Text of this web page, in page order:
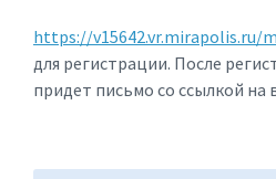
https://v15642.vr.mirapolis.ru/
для регистрации. После
придет письмо со ссылкой на